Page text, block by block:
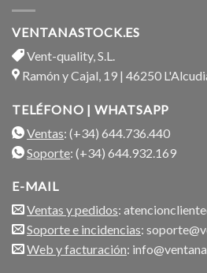
VENTANASTOCK.ES
Vent-quality, S.L.
Ramón y Cajal, 19 | 46250
TELÉFONO | WHATSAPP
Ventas: (+34) 644.736.440
Soporte: (+34) 644.932.169
E-MAIL
Ventas y pedidos:
Soporte e incidencias:
Web y facturación: